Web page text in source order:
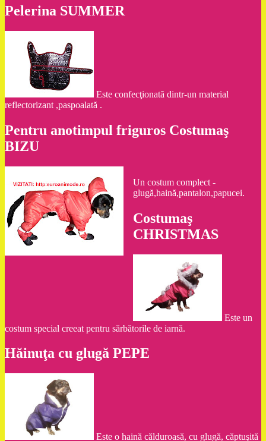
Pelerina SUMMER
Este confecţionată dintr-un material
reflectorizant ,paspoalată .
Pentru anotimpul friguros Costumaş
BIZU
Un costum complect -
glugă,haină,pantalon,papucei.
Costumaş
CHRISTMAS
Este un
costum special creeat pentru sărbătorile de iarnă.
Hăinuţa cu glugă PEPE
Este o haină călduroasă, cu glugă, căptuşită